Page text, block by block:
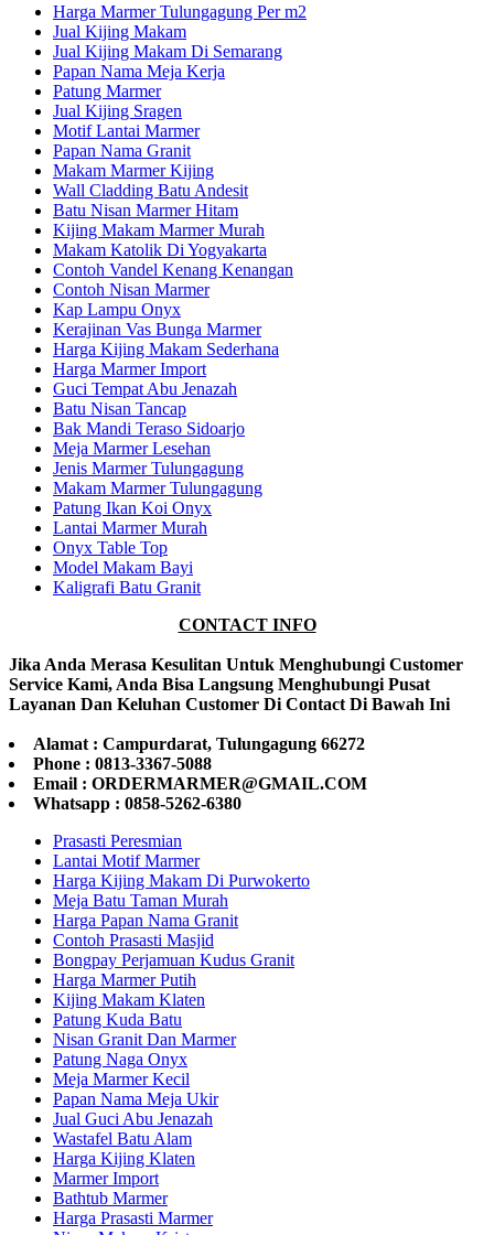
Harga Marmer Tulungagung Per m2
Jual Kijing Makam
Jual Kijing Makam Di Semarang
Papan Nama Meja Kerja
Patung Marmer
Jual Kijing Sragen
Motif Lantai Marmer
Papan Nama Granit
Makam Marmer Kijing
Wall Cladding Batu Andesit
Batu Nisan Marmer Hitam
Kijing Makam Marmer Murah
Makam Katolik Di Yogyakarta
Contoh Vandel Kenang Kenangan
Contoh Nisan Marmer
Kap Lampu Onyx
Kerajinan Vas Bunga Marmer
Harga Kijing Makam Sederhana
Harga Marmer Import
Guci Tempat Abu Jenazah
Batu Nisan Tancap
Bak Mandi Teraso Sidoarjo
Meja Marmer Lesehan
Jenis Marmer Tulungagung
Makam Marmer Tulungagung
Patung Ikan Koi Onyx
Lantai Marmer Murah
Onyx Table Top
Model Makam Bayi
Kaligrafi Batu Granit
CONTACT INFO
Jika Anda Merasa Kesulitan Untuk Menghubungi Customer
Service Kami, Anda Bisa Langsung Menghubungi Pusat
Layanan Dan Keluhan Customer Di Contact Di Bawah Ini
Alamat : Campurdarat, Tulungagung 66272
Phone : 0813-3367-5088
Email : ORDERMARMER@GMAIL.COM
Whatsapp : 0858-5262-6380
Prasasti Peresmian
Lantai Motif Marmer
Harga Kijing Makam Di Purwokerto
Meja Batu Taman Murah
Harga Papan Nama Granit
Contoh Prasasti Masjid
Bongpay Perjamuan Kudus Granit
Harga Marmer Putih
Kijing Makam Klaten
Patung Kuda Batu
Nisan Granit Dan Marmer
Patung Naga Onyx
Meja Marmer Kecil
Papan Nama Meja Ukir
Jual Guci Abu Jenazah
Wastafel Batu Alam
Harga Kijing Klaten
Marmer Import
Bathtub Marmer
Harga Prasasti Marmer